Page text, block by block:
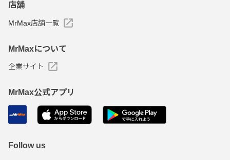
店舗
MrMax店舗一覧
MrMaxについて
企業サイト
MrMax公式アプリ
Follow us